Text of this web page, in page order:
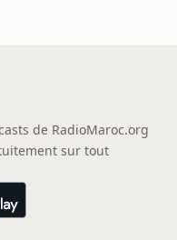
de RadioMaroc.org
sur tout